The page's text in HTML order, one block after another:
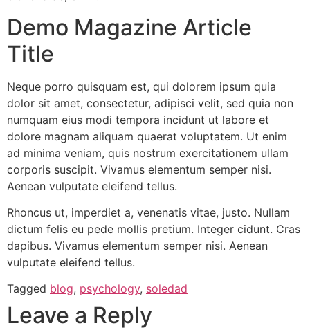
Demo Magazine Article
Title
Neque porro quisquam est, qui dolorem ipsum quia
dolor sit amet, consectetur, adipisci velit, sed quia non
numquam eius modi tempora incidunt ut labore et
dolore magnam aliquam quaerat voluptatem. Ut enim
ad minima veniam, quis nostrum exercitationem ullam
corporis suscipit. Vivamus elementum semper nisi.
Aenean vulputate eleifend tellus.
Rhoncus ut, imperdiet a, venenatis vitae, justo. Nullam
dictum felis eu pede mollis pretium. Integer cidunt. Cras
dapibus. Vivamus elementum semper nisi. Aenean
vulputate eleifend tellus.
Tagged blog, psychology, soledad
Leave a Reply